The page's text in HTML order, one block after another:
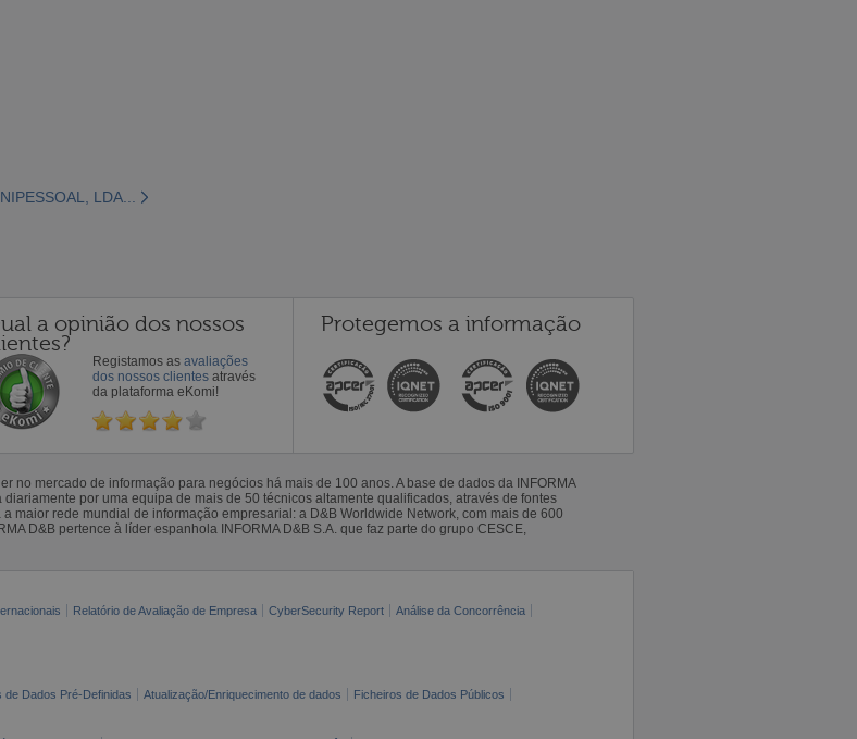
LDA...
a opinião dos nossos
Registamos as avaliações
dos nossos clientes através
da plataforma eKomi!
Protegemos a informação
no mercado de informação para negócios há mais de 100 anos. A base de dados da INFORMA
por uma equipa de mais de 50 técnicos altamente qualificados, através de fontes
maior rede mundial de informação empresarial: a D&B Worldwide Network, com mais de 600
D&B pertence à líder espanhola INFORMA D&B S.A. que faz parte do grupo CESCE,
Relatório de Avaliação de Empresa CyberSecurity Report
Análise da Concorrência
de Dados Pré-Definidas Atualização/Enriquecimento de dados
Ficheiros de Dados Públicos